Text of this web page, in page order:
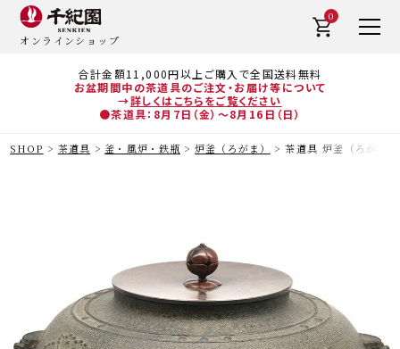
合計金額11,000円以上ご購入で全国送料無料
お盆期間中の茶道具のご注文・お届け等について
→詳しくはこちらをご覧ください
●茶道具：8月7日（金）～8月16日（日）
オンラインショップ
0
SHOP 茶道具 釜・風炉・鉄瓶 炉釜（ろがま） 茶道具 炉釜（ろがま